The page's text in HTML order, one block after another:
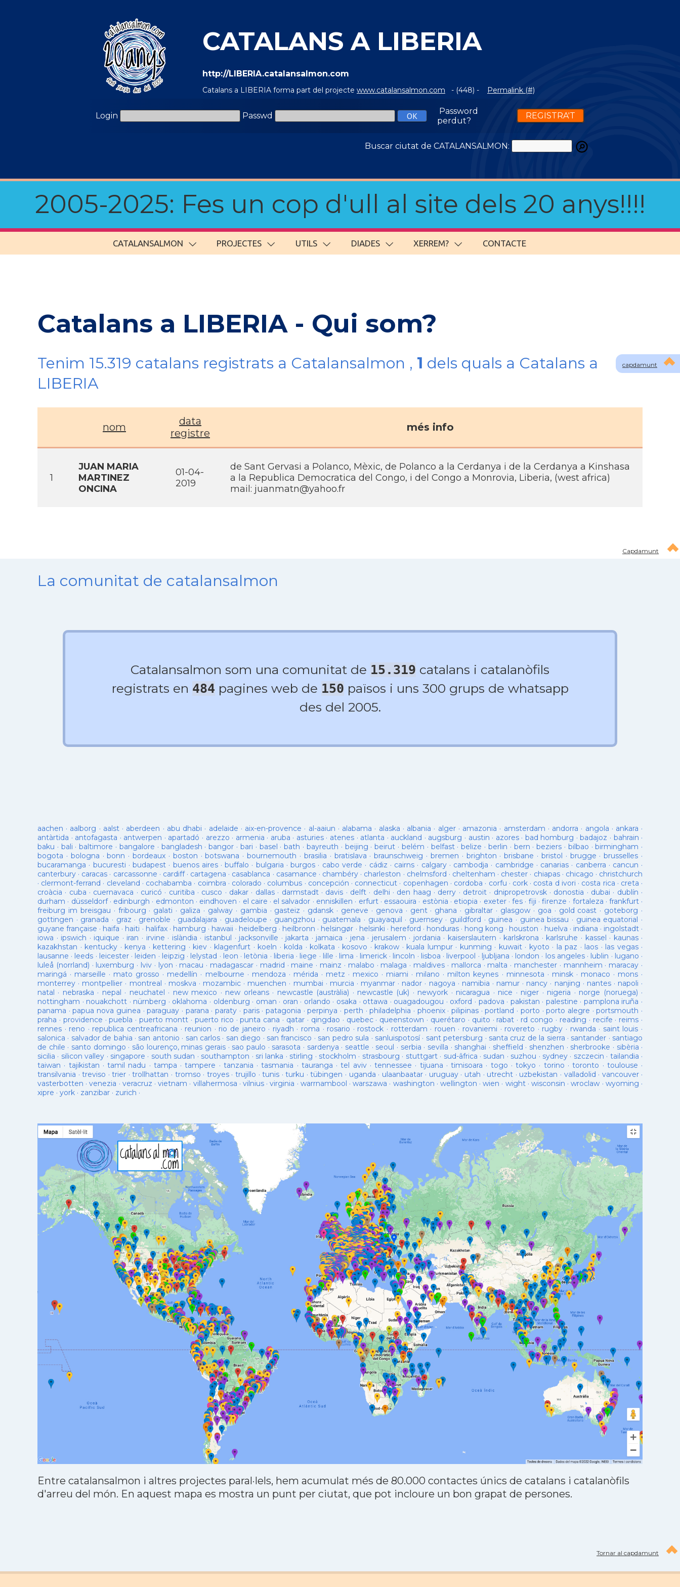
CATALANS A LIBERIA
http://LIBERIA.catalansalmon.com
Catalans a LIBERIA forma part del projecte www.catalansalmon.com - (448) - Permalink (#)
Login Passwd
Password
perdut?
REGISTRA'T
Buscar ciutat de CATALANSALMON:
2005-2025: Fes un cop d'ull al site dels 20 anys!!!!
CATALANSALMON PROJECTES UTILS DIADES XERREM? CONTACTE
capdamunt
Catalans a LIBERIA - Qui som?
Tenim 15.319 catalans registrats a Catalansalmon , 1 dels quals a Catalans a
LIBERIA
nom
data
registre
més info
1
JUAN MARIA
MARTINEZ
ONCINA
01-04-
2019
de Sant Gervasi a Polanco, Mèxic, de Polanco a la Cerdanya i de la Cerdanya a Kinshasa
a la Republica Democratica del Congo, i del Congo a Monrovia, Liberia, (west africa)
mail: juanmatn@yahoo.fr
Capdamunt
La comunitat de catalansalmon
Catalansalmon som una comunitat de 15.319 catalans i catalanòfils
registrats en 484 pagines web de 150 països i uns 300 grups de whatsapp
des del 2005.
aachen · aalborg · aalst· aberdeen · abu dhabi · adelaide · aix-en-provence · al-aaiun · alabama · alaska · albania · alger· amazonia · amsterdam · andorra · angola · ankara ·
antàrtida · antofagasta · antwerpen · apartadó · arezzo · armenia · aruba · asturies· atenes · atlanta · auckland · augsburg · austin · azores· bad homburg ·badajoz · bahrain ·
baku · bali ·baltimore · bangalore · bangladesh ·bangor · bari · basel ·bath · bayreuth · beijing ·beirut · belém · belfast·belize · berlin · bern ·beziers · bilbao ·birmingham ·
bogota · bologna ·bonn ·bordeaux · boston ·botswana ·bournemouth · brasilia · bratislava ·braunschweig · bremen · brighton ·brisbane · bristol · brugge ·brusselles ·
bucaramanga · bucuresti · budapest · buenos aires·buffalo · bulgaria ·burgos · cabo verde · cádiz · cairns · calgary· cambodja · cambridge · canarias · canberra · cancun ·
canterbury · caracas · carcassonne · cardiff· cartagena · casablanca · casamance · chambéry · charleston · chelmsford · cheltenham · chester · chiapas· chicago · christchurch
· clermont-ferrand · cleveland · cochabamba · coimbra · colorado · columbus · concepción · connecticut · copenhagen · cordoba · corfu · cork · costa d ivori · costa rica · creta ·
croàcia · cuba · cuernavaca · curicó · curitiba · cusco · dakar · dallas· darmstadt· davis · delft· delhi · den haag · derry · detroit· dnipropetrovsk· donostia · dubai · dublín ·
durham · düsseldorf· edinburgh · edmonton · eindhoven · el caire · el salvador · enniskillen · erfurt· essaouira · estònia · etiopia · exeter· fes · fiji · firenze · fortaleza · frankfurt ·
freiburg im breisgau · fribourg · galati · galiza · galway· gambia · gasteiz · gdansk · geneve · genova · gent· ghana · gibraltar · glasgow· goa · gold coast · goteborg ·
gottingen · granada · graz · grenoble · guadalajara · guadeloupe · guangzhou · guatemala · guayaquil · guernsey· guildford · guinea · guinea bissau · guinea equatorial ·
guyane française · haifa · haiti · halifax· hamburg · hawaii · heidelberg · heilbronn · helsingør · helsinki · hereford · honduras· hong kong · houston · huelva · indiana · ingolstadt·
iowa · ipswich · iquique · iran · irvine · islàndia · istanbul · jacksonville · jakarta · jamaica · jena · jerusalem · jordania · kaiserslautern · karlskrona · karlsruhe · kassel · kaunas·
kazakhstan · kentucky · kenya · kettering · kiev · klagenfurt · koeln · kolda · kolkata · kosovo · krakow · kuala lumpur· kunming · kuwait· kyoto · la paz · laos · las vegas·
lausanne · leeds · leicester· leiden · leipzig · lelystad · leon · letònia · liberia · liege · lille · lima · limerick· lincoln · lisboa · liverpool · ljubljana · london · los angeles· lublin · lugano ·
luleå (norrland) · luxemburg · lviv · lyon · macau · madagascar · madrid · maine · mainz · malabo · malaga · maldives · mallorca · malta · manchester · mannheim · maracay ·
maringá · marseille · mato grosso · medellín · melbourne · mendoza · mérida · metz · mexico · miami · milano · milton keynes · minnesota · minsk· monaco · mons ·
monterrey · montpellier · montreal · moskva · mozambic · muenchen · mumbai · murcia · myanmar · nador · nagoya · namibia · namur · nancy · nanjing · nantes· napoli ·
natal · nebraska · nepal · neuchatel · new mexico · new orleans· newcastle (austràlia) · newcastle (uk) · newyork · nicaragua · nice · niger · nigeria · norge (noruega) ·
nottingham · nouakchott · nürnberg · oklahoma · oldenburg · oman · oran · orlando · osaka · ottawa · ouagadougou · oxford · padova · pakistan · palestine · pamplona iruña ·
panama ·papua nova guinea ·paraguay · parana ·paraty · paris· patagonia ·perpinya · perth ·philadelphia · phoenix·pilipinas ·portland · porto ·porto alegre ·portsmouth ·
praha · providence ·puebla ·puerto montt · puerto rico ·punta cana · qatar · qingdao · quebec· queenstown · querétaro · quito · rabat · rd congo · reading · recife · reims ·
rennes · reno · republica centreafricana · reunion · rio de janeiro · riyadh · roma · rosario · rostock · rotterdam · rouen · rovaniemi · rovereto · rugby · rwanda · saint louis ·
salonica · salvador de bahia · san antonio · san carlos · san diego · san francisco · san pedro sula · sanluispotosí· sant petersburg · santa cruz de la sierra · santander · santiago
de chile · santo domingo · são lourenço, minas gerais· sao paulo · sarasota · sardenya · seattle · seoul · serbia · sevilla · shanghai · sheffield · shenzhen · sherbrooke · sibèria ·
sicilia · silicon valley · singapore · south sudan · southampton · sri lanka · stirling · stockholm · strasbourg · stuttgart· sud-âfrica · sudan · suzhou · sydney · szczecin · tailandia ·
taiwan · tajikistan ·tamil nadu · tampa ·tampere · tanzania ·tasmania · tauranga ·tel aviv·tennessee · tijuana ·timisoara · togo ·tokyo · torino ·toronto · toulouse ·
transilvania ·treviso ·trier ·trollhattan · tromso · troyes· trujillo ·tunis ·turku ·tübingen · uganda · ulaanbaatar· uruguay· utah · utrecht · uzbekistan · valladolid · vancouver·
vasterbotten ·venezia · veracruz ·vietnam · villahermosa · vilnius·virginia · warrnambool ·warszawa · washington · wellington ·wien · wight·wisconsin ·wroclaw · wyoming ·
xipre · york · zanzibar · zurich ·
Entre catalansalmon i altres projectes paral·lels, hem acumulat més de 80.000 contactes únics de catalans i catalanòfils
d'arreu del món. En aquest mapa es mostra un punt per ciutat, que pot incloure un bon grapat de persones.
Tornar al capdamunt